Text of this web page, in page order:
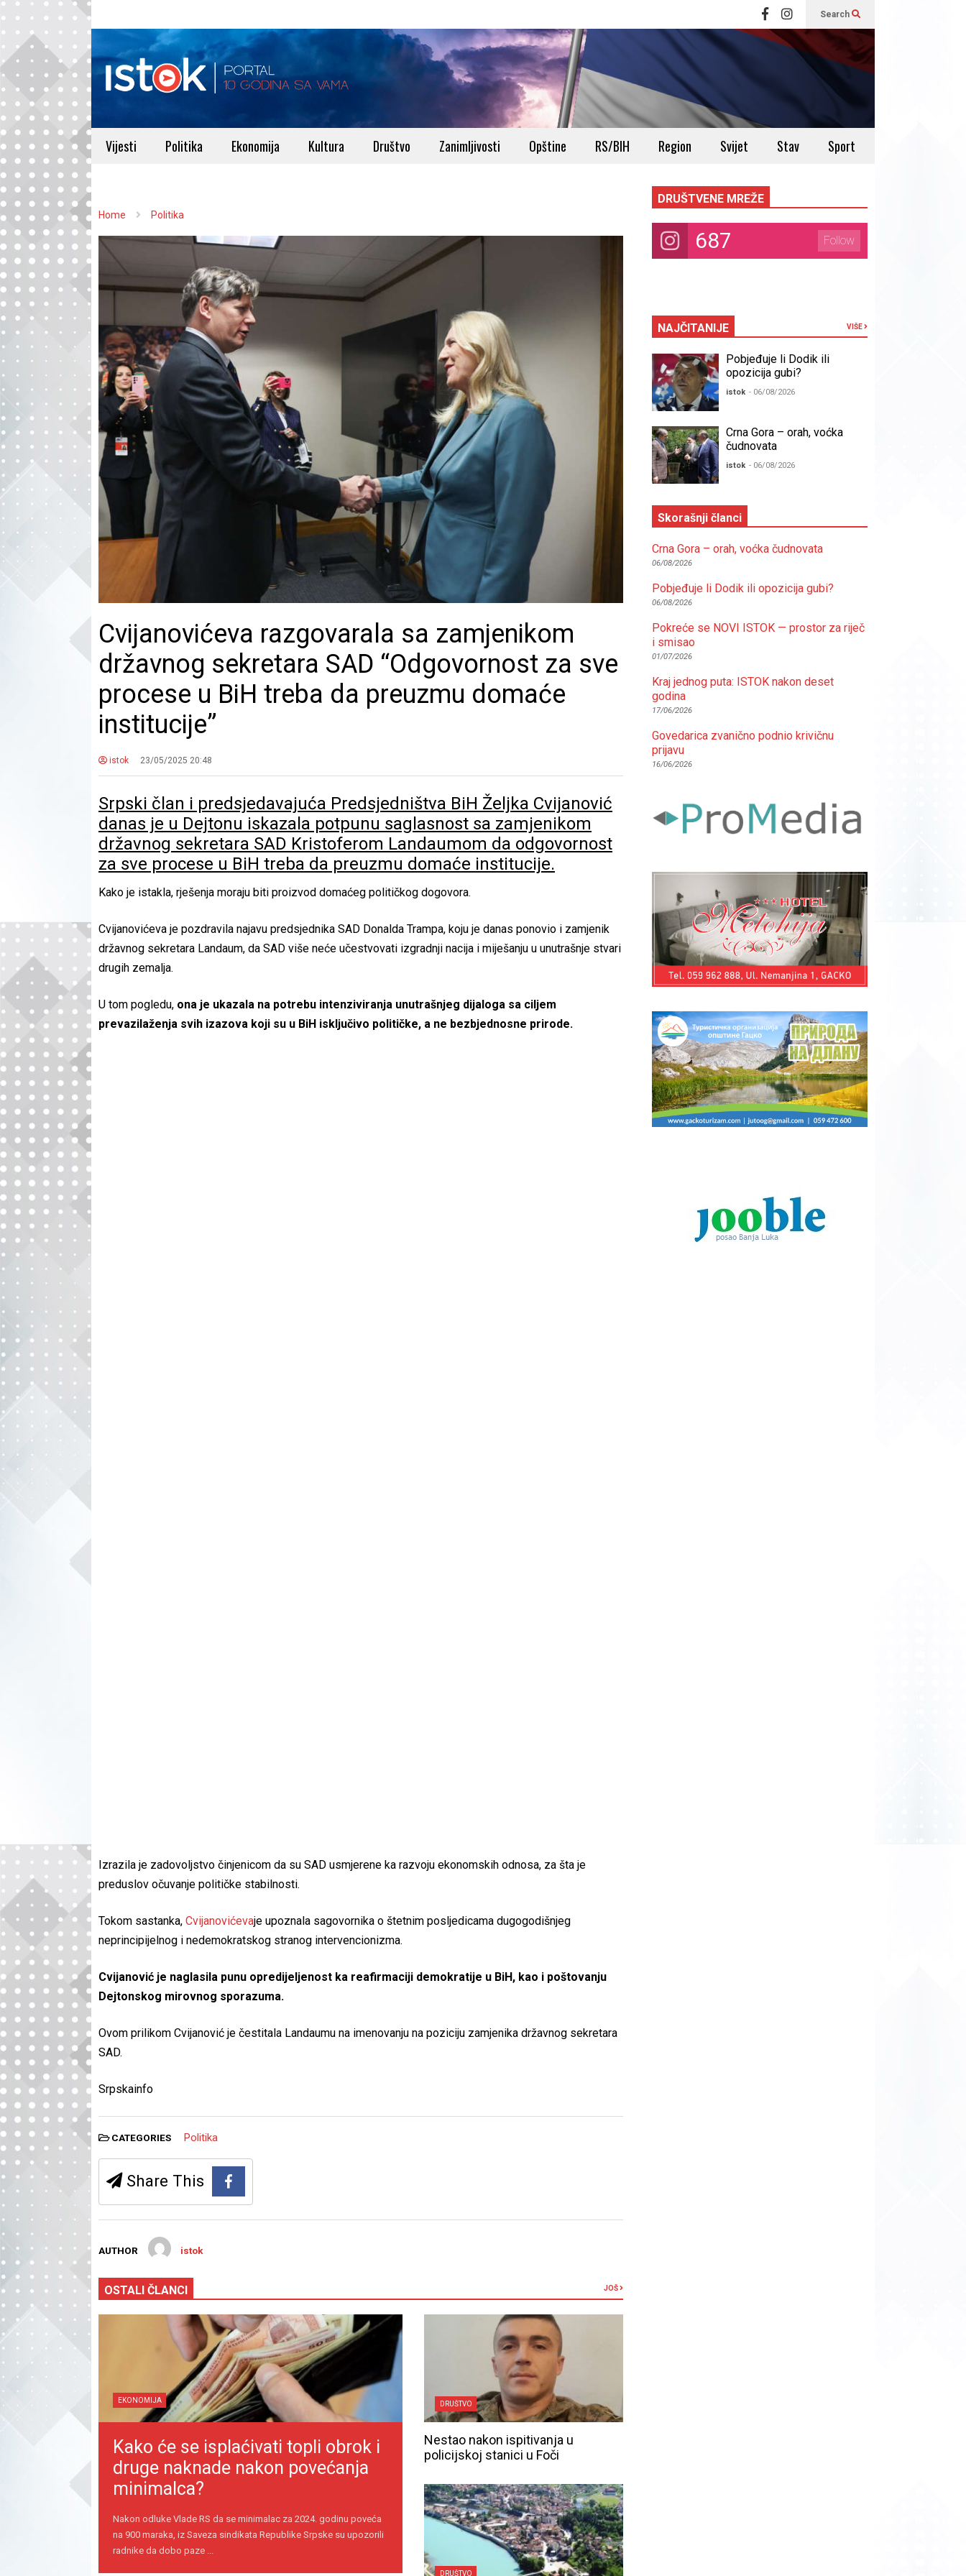
Search
Vijesti Politika Ekonomija Kultura Društvo Zanimljivosti Opštine RS/BIH Region Svijet Stav Sport
Home Politika
Cvijanovićeva razgovarala sa zamjenikom
državnog sekretara SAD “Odgovornost za sve
procese u BiH treba da preuzmu domaće
institucije”
istok 23/05/2025 20:48
Srpski član i predsjedavajuća Predsjedništva BiH Željka Cvijanović
danas je u Dejtonu iskazala potpunu saglasnost sa zamjenikom
državnog sekretara SAD Kristoferom Landaumom da odgovornost
za sve procese u BiH treba da preuzmu domaće institucije.
Kako je istakla, rješenja moraju biti proizvod domaćeg političkog dogovora.
Cvijanovićeva je pozdravila najavu predsjednika SAD Donalda Trampa, koju je danas ponovio i zamjenik
državnog sekretara Landaum, da SAD više neće učestvovati izgradnji nacija i miješanju u unutrašnje stvari
drugih zemalja.
U tom pogledu, ona je ukazala na potrebu intenziviranja unutrašnjeg dijaloga sa ciljem
prevazilaženja svih izazova koji su u BiH isključivo političke, a ne bezbjednosne prirode.
Izrazila je zadovoljstvo činjenicom da su SAD usmjerene ka razvoju ekonomskih odnosa, za šta je
preduslov očuvanje političke stabilnosti.
Tokom sastanka, Cvijanovićevaje upoznala sagovornika o štetnim posljedicama dugogodišnjeg
neprincipijelnog i nedemokratskog stranog intervencionizma.
Cvijanović je naglasila punu opredijeljenost ka reafirmaciji demokratije u BiH, kao i poštovanju
Dejtonskog mirovnog sporazuma.
Ovom prilikom Cvijanović je čestitala Landaumu na imenovanju na poziciju zamjenika državnog sekretara
SAD.
Srpskainfo
CATEGORIES Politika
Share This
AUTHOR istok
OSTALI ČLANCI JOŠ
EKONOMIJA
Kako će se isplaćivati topli obrok i
druge naknade nakon povećanja
minimalca?
Nakon odluke Vlade RS da se minimalac za 2024. godinu poveća
na 900 maraka, iz Saveza sindikata Republike Srpske su upozorili
radnike da dobo paze ...
DRUŠTVO
Nestao nakon ispitivanja u
policijskoj stanici u Foči
DRUŠTVO
DRUŠTVENE MREŽE
687 Follow
NAJČITANIJE VIŠE
Pobjeđuje li Dodik ili
opozicija gubi?
istok - 06/08/2026
Crna Gora – orah, voćka
čudnovata
istok - 06/08/2026
Skorašnji članci
Crna Gora – orah, voćka čudnovata
06/08/2026
Pobjeđuje li Dodik ili opozicija gubi?
06/08/2026
Pokreće se NOVI ISTOK — prostor za riječ
i smisao
01/07/2026
Kraj jednog puta: ISTOK nakon deset
godina
17/06/2026
Govedarica zvanično podnio krivičnu
prijavu
16/06/2026